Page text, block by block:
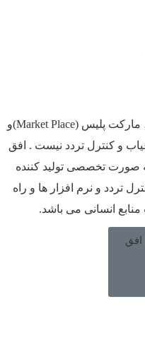
افق فرا ویژن یک فروشگاه اینترنتی ، مارکت پلیس (Market Place)و
و کنترل تردد نیست . افق
است که به صورت تخصصی تولید کننده
تردد و نرم افزار ها و راه
انسانی می باشد.
افق